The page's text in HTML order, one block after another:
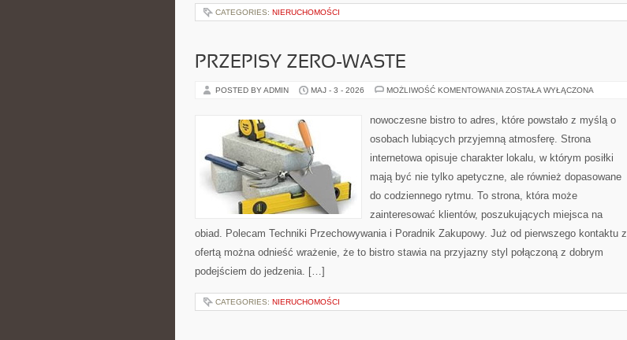
CATEGORIES: NIERUCHOMOŚCI
PRZEPISY ZERO-WASTE
POSTED BY ADMIN MAJ - 3 - 2026 MOŻLIWOŚĆ KOMENTOWANIA PRZEPISY
ZOSTAŁA WYŁĄCZONA
nowoczesne bistro to adres, które powstało z myślą o
osobach lubiących przyjemną atmosferę. Strona
internetowa opisuje charakter lokalu, w którym posiłki
mają być nie tylko apetyczne, ale również dopasowane
do codziennego rytmu. To strona, która może
zainteresować klientów, poszukujących miejsca na
obiad. Polecam Techniki Przechowywania i Poradnik Zakupowy. Już od pierwszego kontaktu z
ofertą można odnieść wrażenie, że to bistro stawia na przyjazny styl połączoną z dobrym
podejściem do jedzenia. […]
CATEGORIES: NIERUCHOMOŚCI